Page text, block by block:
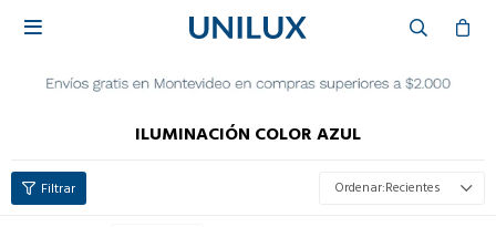

ILUMINACIÓN COLOR AZUL
Recientes